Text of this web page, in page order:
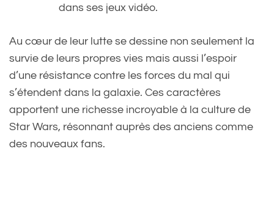
dans ses jeux vidéo.
Au cœur de leur lutte se dessine non seulement la
survie de leurs propres vies mais aussi l’espoir
d’une résistance contre les forces du mal qui
s’étendent dans la galaxie. Ces caractères
apportent une richesse incroyable à la culture de
Star Wars, résonnant auprès des anciens comme
des nouveaux fans.